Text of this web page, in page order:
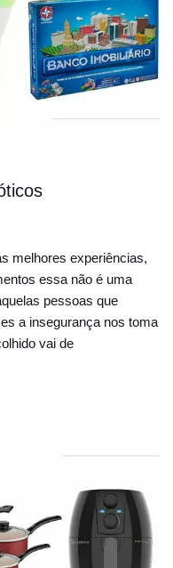
melhores experiências,
essa não é uma
pessoas que
a insegurança nos toma
vai de